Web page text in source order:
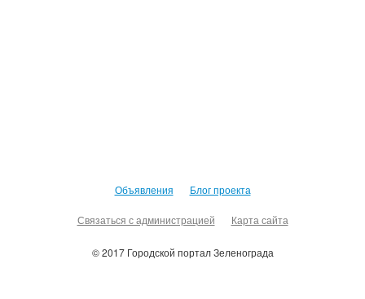
Объявления Блог проекта
Связаться с администрацией Карта сайта
© 2017 Городской портал Зеленограда